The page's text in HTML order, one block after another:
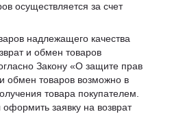
осуществляется за счет
надлежащего качества
и обмен товаров
Закону «О защите прав
обмен товаров возможно в
товара покупателем.
заявку на возврат